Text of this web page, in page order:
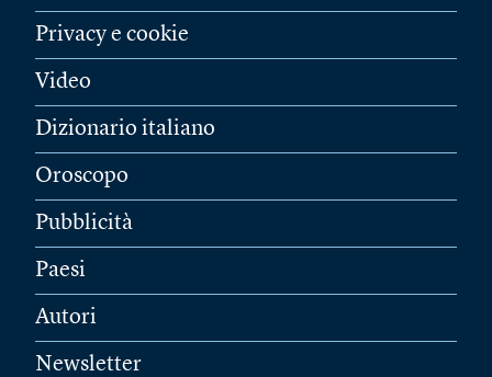
Privacy e cookie
Video
Dizionario italiano
Oroscopo
Pubblicità
Paesi
Autori
Newsletter